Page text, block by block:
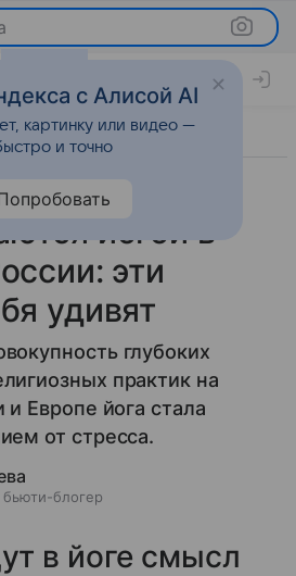
йогой в
эти
удивят
глубоких
практик на
и Европе йога стала
от стресса.
бьюти-блогер
в йоге смысл
с Алисой AI
картинку или видео —
и точно